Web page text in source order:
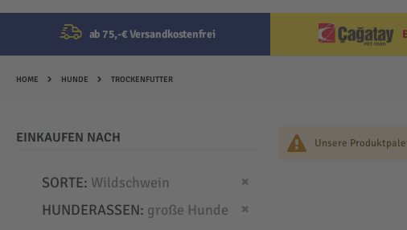
ab 75,-€ Versandkostenfrei
HOME HUNDE TROCKENFUTTER
Unsere
EINKAUFEN NACH
SORTE Wildschwein
HUNDERASSEN große Hunde